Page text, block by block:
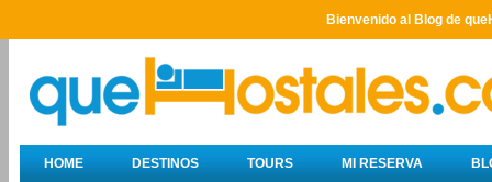
Bienvenido al Blog de
HOME DESTINOS TOURS MI RESERVA